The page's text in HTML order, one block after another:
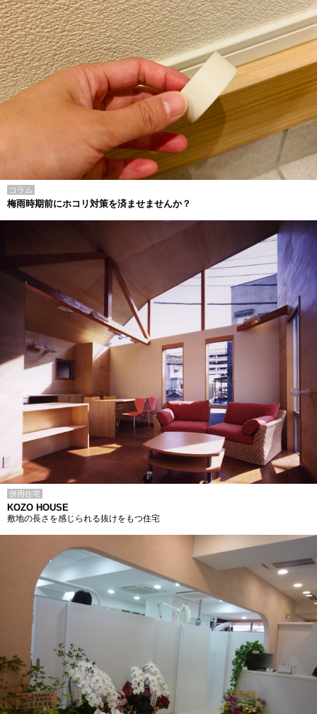
コラム
梅雨時期前にホコリ対策を済ませませんか？
併用住宅
KOZO HOUSE
敷地の長さを感じられる抜けをもつ住宅